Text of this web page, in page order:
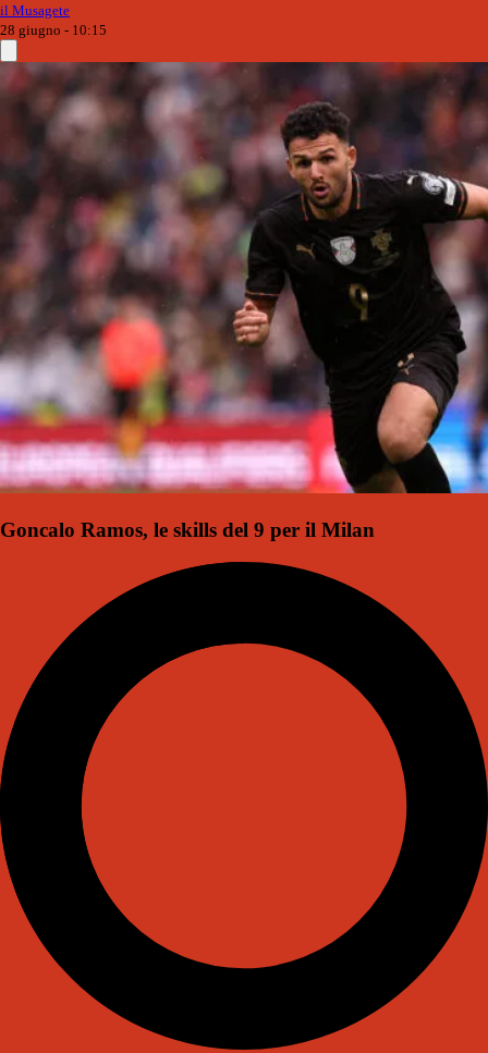
il Musagete
28 giugno - 10:15
Goncalo Ramos, le skills del 9 per il Milan